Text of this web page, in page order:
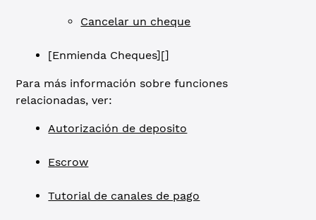
Cancelar un cheque
[Enmienda Cheques][]
Para más información sobre funciones
relacionadas, ver:
Autorización de deposito
Escrow
Tutorial de canales de pago